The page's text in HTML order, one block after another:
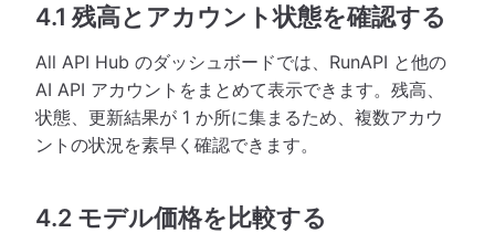
4.1 残高とアカウント状態を確認する
All API Hub のダッシュボードでは、RunAPI と他の
AI API アカウントをまとめて表示できます。残高、
状態、更新結果が 1 か所に集まるため、複数アカウ
ントの状況を素早く確認できます。
4.2 モデル価格を比較する